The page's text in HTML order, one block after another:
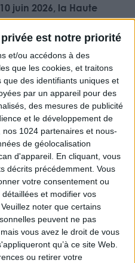
est notre priorité
et/ou accédons à des
que les cookies, et traitons
des identifiants uniques et
par un appareil pour des
des mesures de publicité
et le développement de
1024 partenaires et nous-
de géolocalisation
d'appareil. En cliquant, vous
décrits précédemment. Vous
votre consentement ou
et modifier vos
Veuillez noter que certains
peuvent ne pas
vous avez le droit de vous
qu’à ce site Web.
ou retirer votre
juin 2026, la Haute
que les
des missions de
en matière de
semaines pour
requise. Les dossiers
adressés à la H2A au
fois par an en
34 du Code de
des conditions
permettant aux
et aux auditeurs des
d’exercer ces
doivent
d’au moins huit mois